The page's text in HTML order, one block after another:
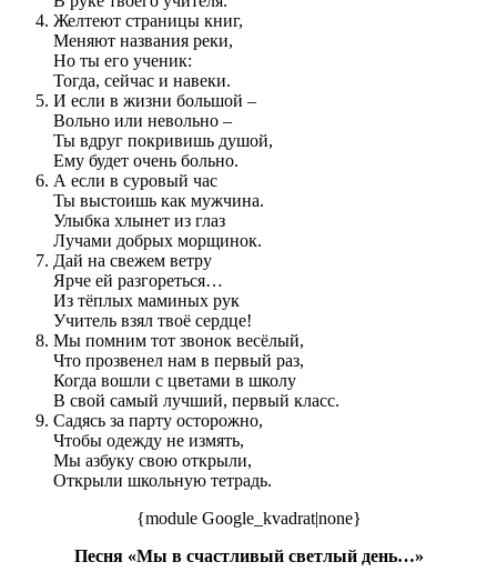
Желтеют страницы книг,
Меняют названия реки,
Но ты его ученик:
Тогда, сейчас и навеки.
И если в жизни большой –
Вольно или невольно –
Ты вдруг покривишь душой,
Ему будет очень больно.
А если в суровый час
Ты выстоишь как мужчина.
Улыбка хлынет из глаз
Лучами добрых морщинок.
Дай на свежем ветру
Ярче ей разгореться…
Из тёплых маминых рук
Учитель взял твоё сердце!
Мы помним тот звонок весёлый,
Что прозвенел нам в первый раз,
Когда вошли с цветами в школу
В свой самый лучший, первый класс.
Садясь за парту осторожно,
Чтобы одежду не измять,
Мы азбуку свою открыли,
Открыли школьную тетрадь.
{module Google_kvadrat|none}
Песня «Мы в счастливый светлый день…»